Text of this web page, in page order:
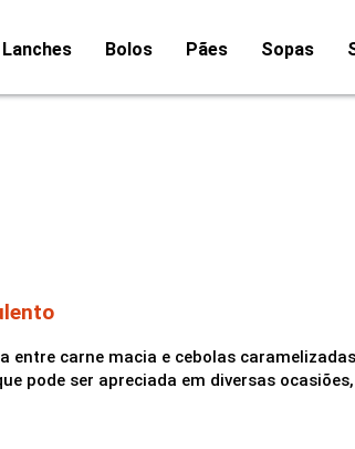
Lanches Bolos Pães Sopas
entre carne macia e cebolas
pode ser apreciada em diversas